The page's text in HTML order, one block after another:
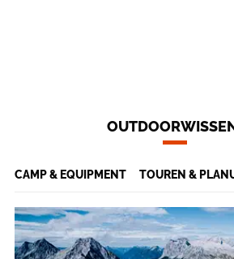
CAMP & EQUIPMENT TOUREN &